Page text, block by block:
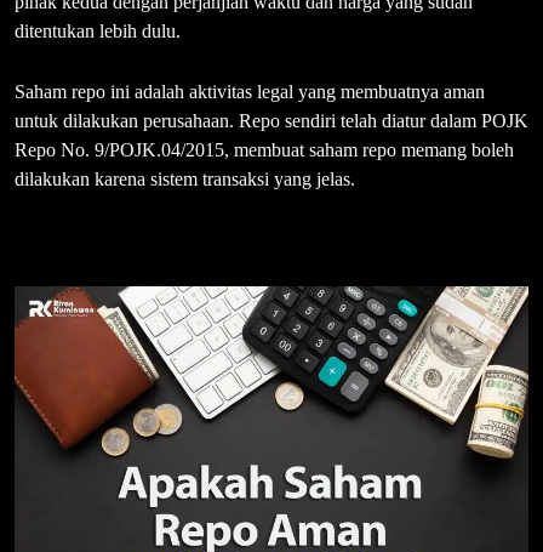
ditentukan lebih dulu.
Saham repo ini adalah aktivitas legal yang membuatnya aman
untuk dilakukan perusahaan. Repo sendiri telah diatur dalam POJK
Repo No. 9/POJK.04/2015, membuat saham repo memang boleh
dilakukan karena sistem transaksi yang jelas.